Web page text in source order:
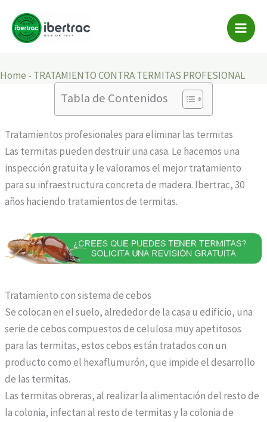
contenido
TRATAMIENTO CONTRA
TERMITAS PROFESIONAL
Home - TRATAMIENTO CONTRA TERMITAS PROFESIONAL
Tabla de Contenidos
Tratamientos profesionales para eliminar las termitas
Las termitas pueden destruir una casa. Le hacemos una
inspección gratuita y le valoramos el mejor tratamiento
para su infraestructura concreta de madera. Ibertrac, 30
años haciendo tratamientos de termitas.
Tratamiento con sistema de cebos
Se colocan en el suelo, alrededor de la casa u edificio, una
serie de cebos compuestos de celulosa muy apetitosos
para las termitas, estos cebos están tratados con un
producto como el hexaflumurón, que impide el desarrollo
de las termitas.
Las termitas obreras, al realizar la alimentación del resto de
la colonia, infectan al resto de termitas y la colonia de